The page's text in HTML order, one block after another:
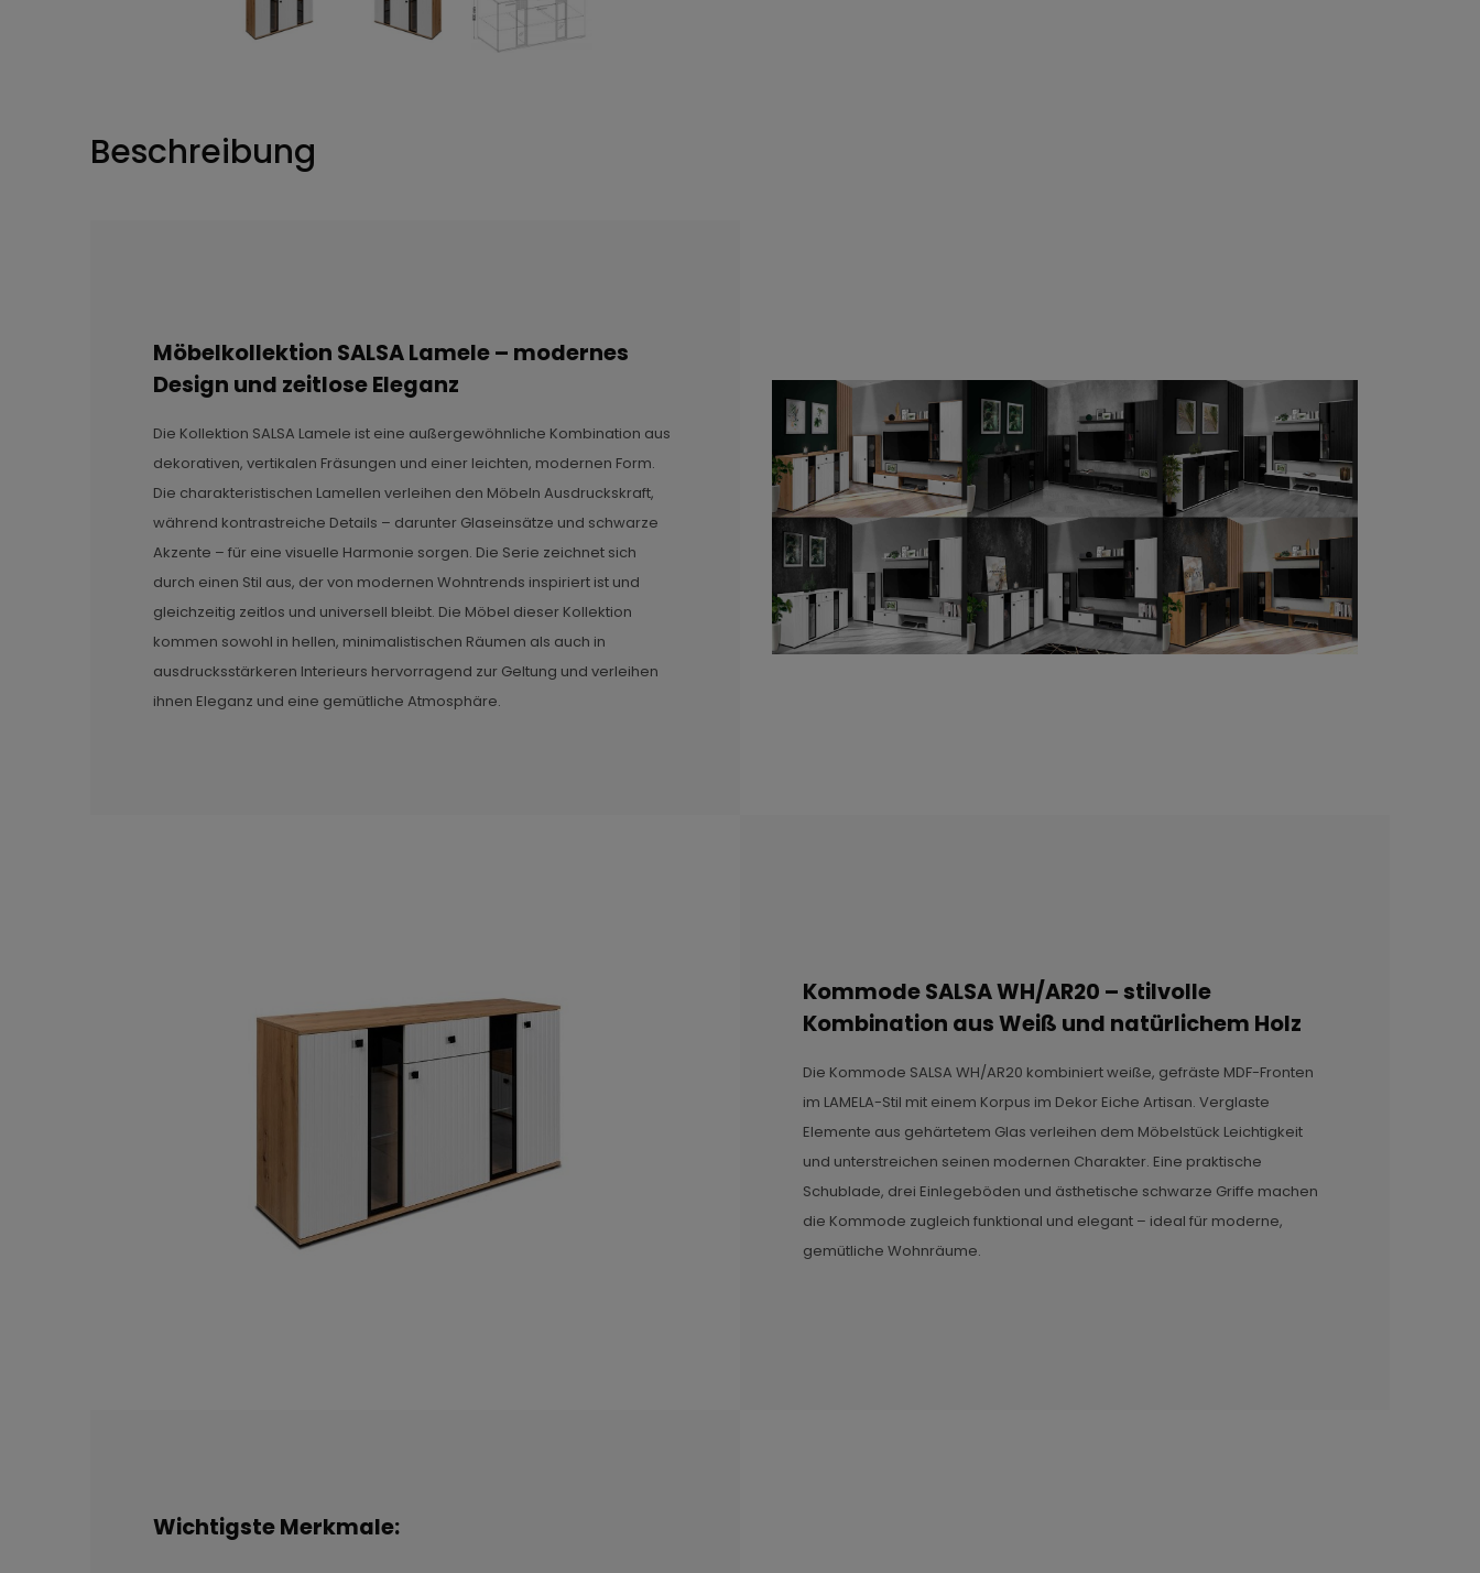
Beschreibung
Möbelkollektion SALSA Lamele – modernes
Design und zeitlose Eleganz
Die Kollektion SALSA Lamele ist eine außergewöhnliche Kombination aus
dekorativen, vertikalen Fräsungen und einer leichten, modernen Form.
Die charakteristischen Lamellen verleihen den Möbeln Ausdruckskraft,
während kontrastreiche Details – darunter Glaseinsätze und schwarze
Akzente – für eine visuelle Harmonie sorgen. Die Serie zeichnet sich
durch einen Stil aus, der von modernen Wohntrends inspiriert ist und
gleichzeitig zeitlos und universell bleibt. Die Möbel dieser Kollektion
kommen sowohl in hellen, minimalistischen Räumen als auch in
ausdrucksstärkeren Interieurs hervorragend zur Geltung und verleihen
ihnen Eleganz und eine gemütliche Atmosphäre.
Kommode SALSA WH/AR20 – stilvolle
Kombination aus Weiß und natürlichem Holz
Die Kommode SALSA WH/AR20 kombiniert weiße, gefräste MDF-Fronten
im LAMELA-Stil mit einem Korpus im Dekor Eiche Artisan. Verglaste
Elemente aus gehärtetem Glas verleihen dem Möbelstück Leichtigkeit
und unterstreichen seinen modernen Charakter. Eine praktische
Schublade, drei Einlegeböden und ästhetische schwarze Griffe machen
die Kommode zugleich funktional und elegant – ideal für moderne,
gemütliche Wohnräume.
Wichtigste Merkmale: